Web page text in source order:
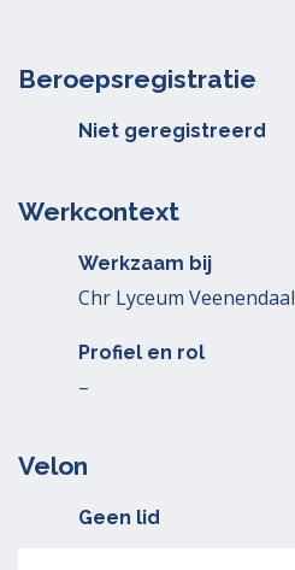
Beroepsregistratie
Niet geregistreerd
Werkcontext
Werkzaam bij
Chr Lyceum Veenendaal
Profiel en rol
–
Velon
Geen lid